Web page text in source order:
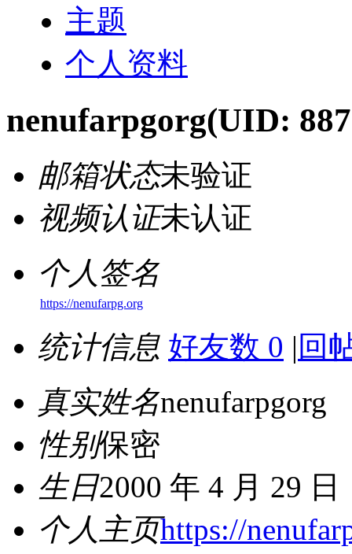
主题
个人资料
nenufarpgorg(UID:
邮箱状态未验证
视频认证未认证
个人签名
https://nenufarpg.org
统计信息 好友数 0 | 回
真实姓名nenufarpgorg
性别保密
生日2000 年 4 月 29 日
个人主页https://